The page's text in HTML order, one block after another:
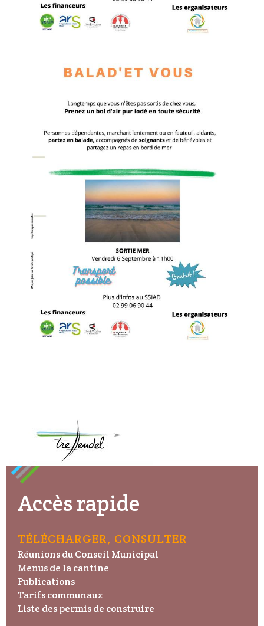
Accès rapide
TÉLÉCHARGER, CONSULTER
Réunions du Conseil Municipal
Menus de la cantine
Publications
Tarifs communaux
Liste des permis de construire